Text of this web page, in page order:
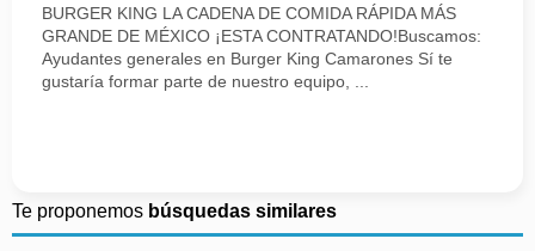
BURGER KING LA CADENA DE COMIDA RÁPIDA MÁS
GRANDE DE MÉXICO ¡ESTA CONTRATANDO!Buscamos:
Ayudantes generales en Burger King Camarones Sí te
gustaría formar parte de nuestro equipo, ...
Te proponemos búsquedas similares